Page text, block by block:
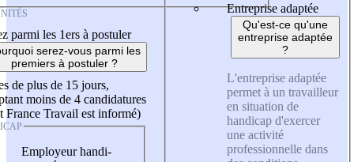
parmi les 1ers à postuler
serez-vous parmi les
premiers à postuler ?
de plus de 15 jours,
moins de 4 candidatures
France Travail est informé)
Employeur handi-
Entreprise adaptée
Qu'est-ce qu'une
entreprise adaptée
?
L'entreprise adaptée
permet à un travailleur
en situation de
handicap d'exercer
une activité
professionnelle dans